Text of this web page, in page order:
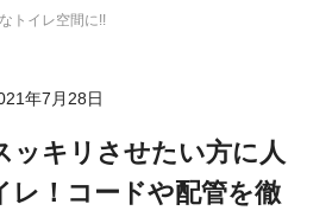
トイレ空間に!!
年7月28日
ッキリさせたい方に人
レ！コードや配管を徹